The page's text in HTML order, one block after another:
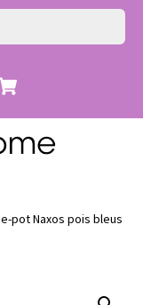
pot Naxos pois bleus